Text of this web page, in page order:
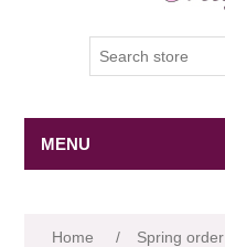
MENU
Home / Spring order